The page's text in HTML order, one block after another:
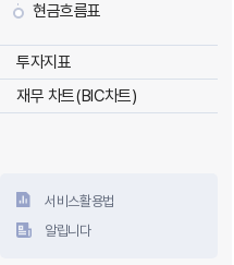
현금흐름표
투자지표
재무 차트(BIC차트)
서비스활용법
알립니다